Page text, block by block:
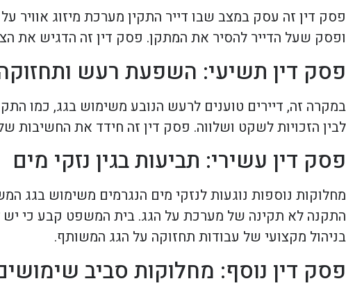
פסק דין זה עסק במצב שבו דייר התקין מערכת מיזוג אוויר
ופסק שעל הדייר להסיר את המתקן. פסק דין זה הדגיש את
פסק דין תשיעי: השפעת רעש
במקרה זה, דיירים טוענים לרעש הנובע משימוש בגג, כמו
לבין הזכויות לשקט ושלווה. פסק דין זה חידד את
פסק דין עשירי: תביעות בגין נזקי מים
מחלוקות נוספות נוגעות לנזקי מים הנגרמים משימוש בגג
התקנה לא תקינה של מערכת על הגג. בית המשפט קבע כי יש
בניהול מקצועי של עבודות תחזוקה על הגג המשותף.
פסק דין נוסף: מחלוקות סביב